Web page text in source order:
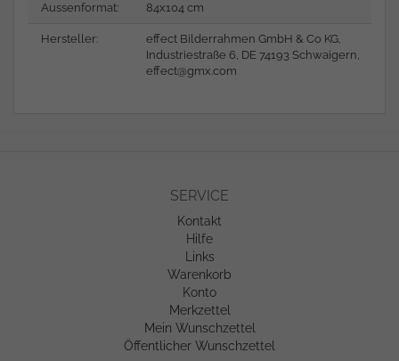
Aussenformat: 84x104 cm
Hersteller:
effect Bilderrahmen GmbH & Co KG,
Industriestraße 6, DE 74193 Schwaigern,
effect@gmx.com
SERVICE
Kontakt
Hilfe
Links
Warenkorb
Konto
Merkzettel
Mein Wunschzettel
Öffentlicher Wunschzettel